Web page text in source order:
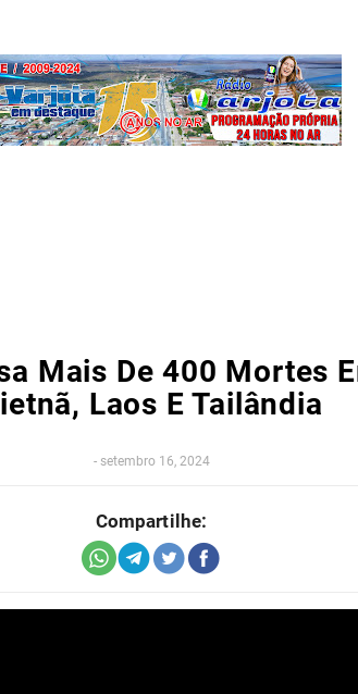
Mais De 400 Mortes
Laos E Tailândia
- setembro 16, 2024
Compartilhe: